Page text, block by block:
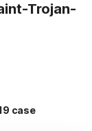
Trojan-
case